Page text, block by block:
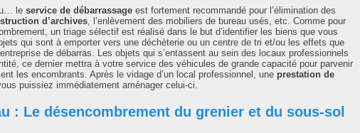
le service de débarrassage est fortement recommandé pour l’élimination des
d’archives, l’enlèvement des mobiliers de bureau usés, etc. Comme pour
un triage sélectif est réalisé dans le but d’identifier les biens que vous
qui sont à emporter vers une déchèterie ou un centre de tri et/ou les effets que
de débarras. Les objets qui s’entassent au sein des locaux professionnels
ce dernier mettra à votre service des véhicules de grande capacité pour parvenir
les encombrants. Après le vidage d’un local professionnel, une prestation de
puissiez immédiatement aménager celui-ci.
: Le désencombrement du grenier et du sous-sol